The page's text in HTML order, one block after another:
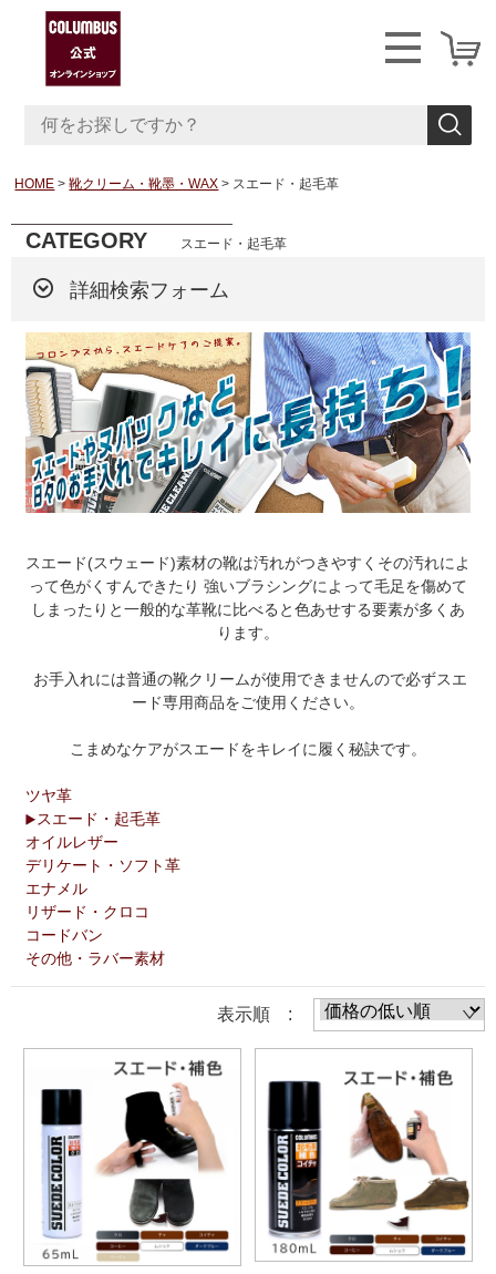
HOME 靴クリーム・靴墨・WAX スエード・起毛革
CATEGORY スエード・起毛革
詳細検索フォーム
スエード(スウェード)素材の靴は汚れがつきやすくその汚れによ
って色がくすんできたり 強いブラシングによって毛足を傷めて
しまったりと一般的な革靴に比べると色あせする要素が多くあ
ります。
お手入れには普通の靴クリームが使用できませんので必ずスエ
ード専用商品をご使用ください。
こまめなケアがスエードをキレイに履く秘訣です。
ツヤ革
スエード・起毛革
オイルレザー
デリケート・ソフト革
エナメル
リザード・クロコ
コードバン
その他・ラバー素材
表示順 :